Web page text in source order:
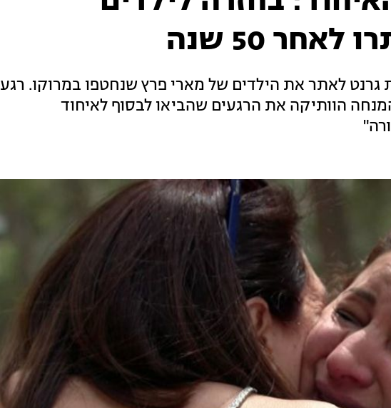
50 שנה
גרנט לאתר את הילדים של מארי פרץ שנחטפו במרוקו. רגע
הוותיקה את הרגעים שהביאו לבסוף לאיחוד